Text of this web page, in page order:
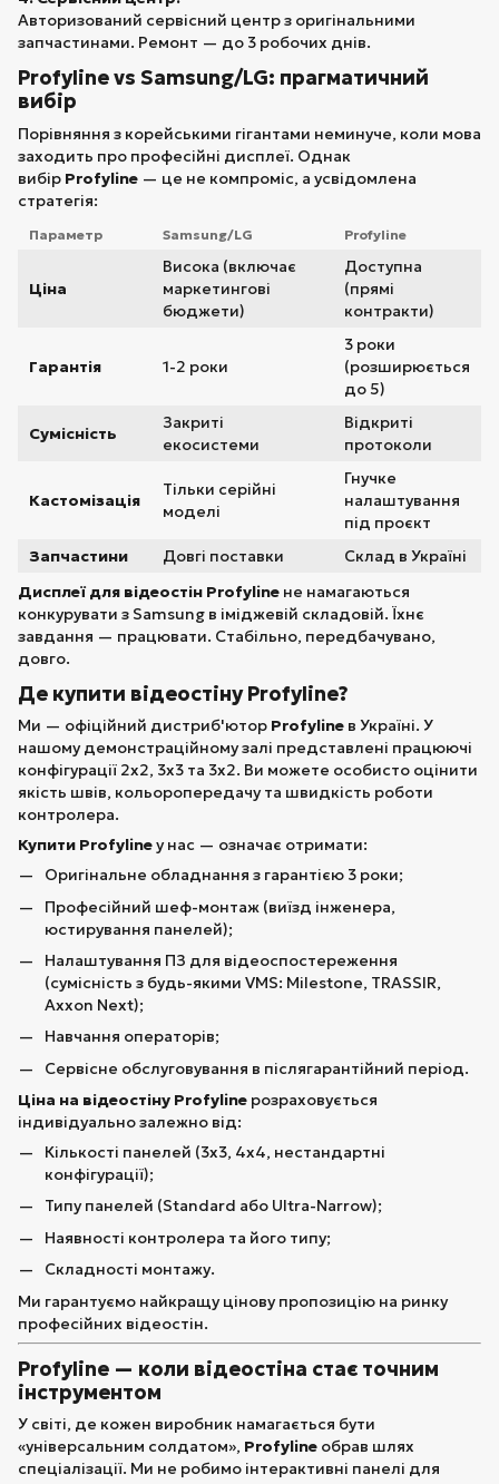
Авторизований сервісний центр з оригінальними
запчастинами. Ремонт — до 3 робочих днів.
Profyline vs Samsung/LG: прагматичний
вибір
Порівняння з корейськими гігантами неминуче, коли мова
заходить про професійні дисплеї. Однак
вибір Profyline — це не компроміс, а усвідомлена
стратегія:
Параметр Samsung/LG Profyline
Ціна
Висока (включає
маркетингові
бюджети)
Доступна
(прямі
контракти)
Гарантія 1-2 роки
3 роки
(розширюється
до 5)
Сумісність
Закриті
екосистеми
Відкриті
протоколи
Кастомізація
Тільки серійні
моделі
Гнучке
налаштування
під проєкт
Запчастини
Довгі поставки
Склад в Україні
Дисплеї для відеостін Profyline не намагаються
конкурувати з Samsung в іміджевій складовій. Їхнє
завдання — працювати. Стабільно, передбачувано,
довго.
Де купити відеостіну Profyline?
Ми — офіційний дистриб'ютор Profyline в Україні. У
нашому демонстраційному залі представлені працюючі
конфігурації 2х2, 3х3 та 3х2. Ви можете особисто оцінити
якість швів, кольоропередачу та швидкість роботи
контролера.
Купити Profylineу нас — означає отримати:
Оригінальне обладнання з гарантією 3 роки;
Професійний шеф-монтаж (виїзд інженера,
юстирування панелей);
Налаштування ПЗ для відеоспостереження
(сумісність з будь-якими VMS: Milestone, TRASSIR,
Axxon Next);
Навчання операторів;
Сервісне обслуговування в післягарантійний період.
Ціна на відеостіну Profyline розраховується
індивідуально залежно від:
Кількості панелей (3х3, 4х4, нестандартні
конфігурації);
Типу панелей (Standard або Ultra-Narrow);
Наявності контролера та його типу;
Складності монтажу.
Ми гарантуємо найкращу цінову пропозицію на ринку
професійних відеостін.
Profyline — коли відеостіна стає точним
інструментом
У світі, де кожен виробник намагається бути
«універсальним солдатом», Profyline обрав шлях
спеціалізації. Ми не робимо інтерактивні панелі для